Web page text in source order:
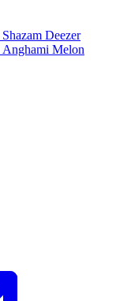
Shazam Deezer
Anghami Melon